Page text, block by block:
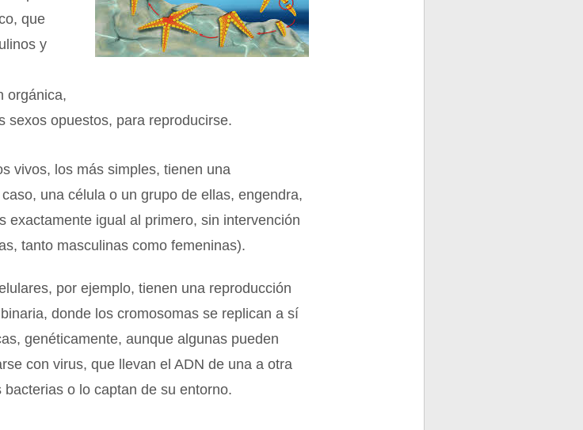
que
y
orgánica,
sexos opuestos, para reproducirse.
vivos, los más simples, tienen una
una célula o un grupo de ellas, engendra,
exactamente igual al primero, sin intervención
tanto masculinas como femeninas).
por ejemplo, tienen una reproducción
donde los cromosomas se replican a sí
genéticamente, aunque algunas pueden
con virus, que llevan el ADN de una a otra
o lo captan de su entorno.